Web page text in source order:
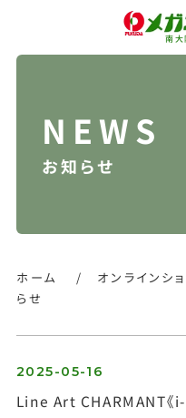
南大
サービス紹介
オンライ
お知らせ
ホーム / オンラインシ
らせ
2025-05-16
Line Art CHARMANT《